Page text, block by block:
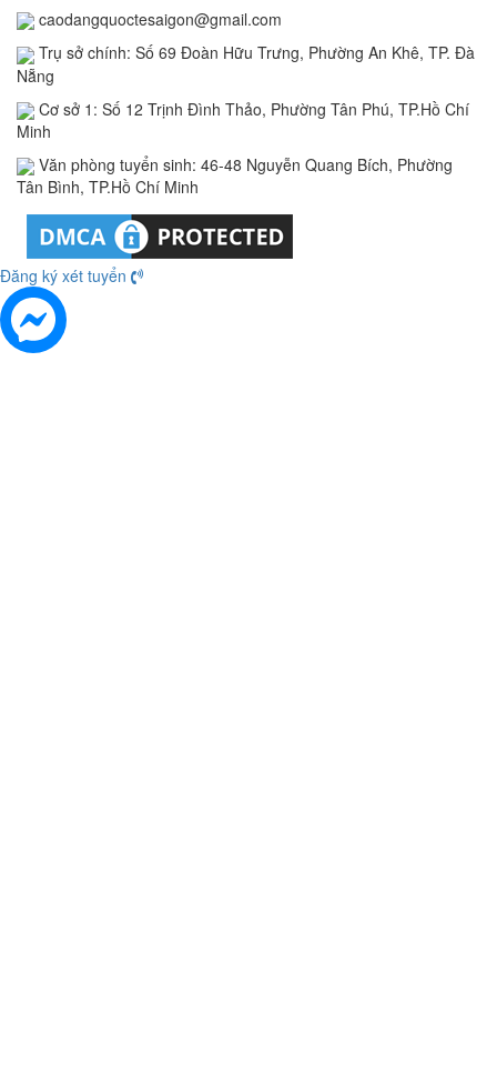
caodangquoctesaigon@gmail.com
Trụ sở chính: Số 69 Đoàn Hữu Trưng, Phường An Khê, TP. Đà
Nẵng
Cơ sở 1: Số 12 Trịnh Đình Thảo, Phường Tân Phú, TP.Hồ Chí
Minh
Văn phòng tuyển sinh: 46-48 Nguyễn Quang Bích, Phường
Tân Bình, TP.Hồ Chí Minh
Đăng ký xét tuyển